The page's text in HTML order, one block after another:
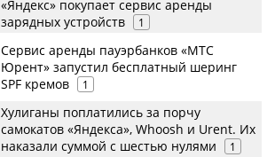
«Яндекс» покупает сервис аренды
зарядных устройств
1
Сервис аренды пауэрбанков «МТС
Юрент» запустил бесплатный шеринг
SPF кремов
1
Хулиганы поплатились за порчу
самокатов «Яндекса», Whoosh и Urent. Их
наказали суммой с шестью нулями
1